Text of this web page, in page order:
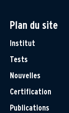
Plan du site
Institut
Tests
Nouvelles
Certification
Publications